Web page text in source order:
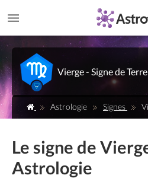
Vierge - Signe de
Astrologie Signes
Le signe de
Astrologie